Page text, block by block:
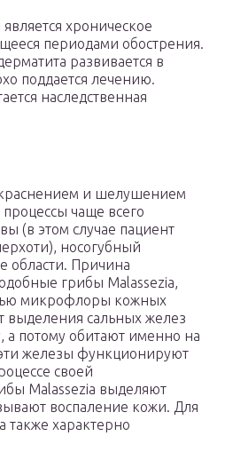
хроническое
периодами обострения.
развивается в
поддается лечению.
наследственная
и шелушением
чаще всего
(в этом случае пациент
носогубный
области. Причина
грибы Malassezia,
микрофлоры кожных
выделения сальных желез
а потому обитают именно на
эти железы функционируют
своей
Malassezia выделяют
воспаление кожи. Для
также характерно